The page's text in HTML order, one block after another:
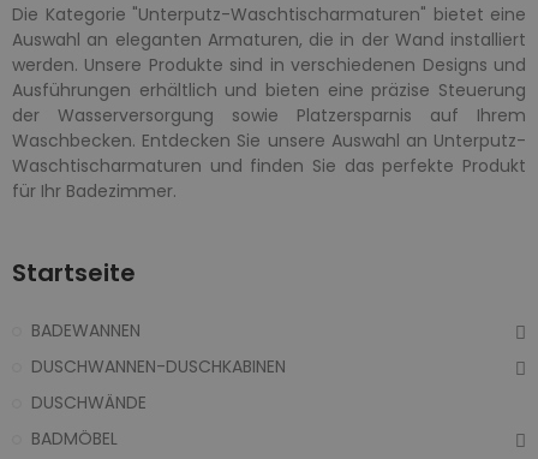
Die Kategorie "Unterputz-Waschtischarmaturen" bietet eine
Auswahl an eleganten Armaturen, die in der Wand installiert
werden. Unsere Produkte sind in verschiedenen Designs und
Ausführungen erhältlich und bieten eine präzise Steuerung
der Wasserversorgung sowie Platzersparnis auf Ihrem
Waschbecken. Entdecken Sie unsere Auswahl an Unterputz-
Waschtischarmaturen und finden Sie das perfekte Produkt
für Ihr Badezimmer.
Startseite
BADEWANNEN
DUSCHWANNEN-DUSCHKABINEN
DUSCHWÄNDE
BADMÖBEL